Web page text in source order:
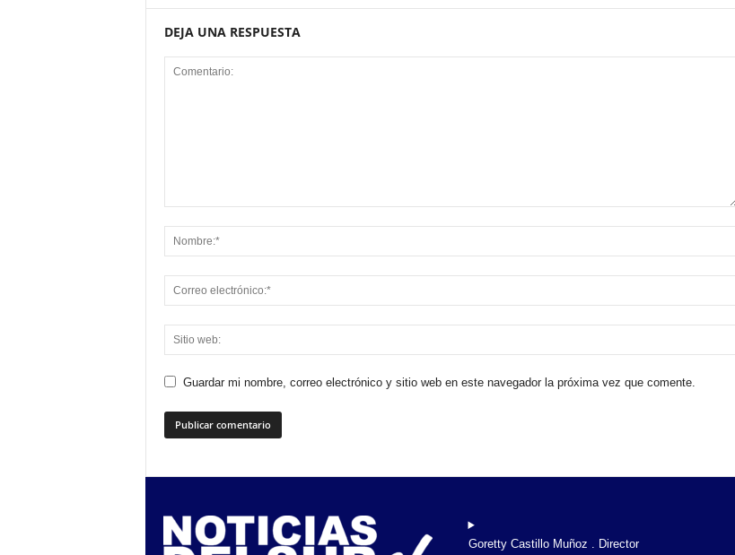
DEJA UNA RESPUESTA
Guardar mi nombre, correo electrónico y sitio web en este navegador la próxima vez que comente.
Goretty Castillo Muñoz . Director